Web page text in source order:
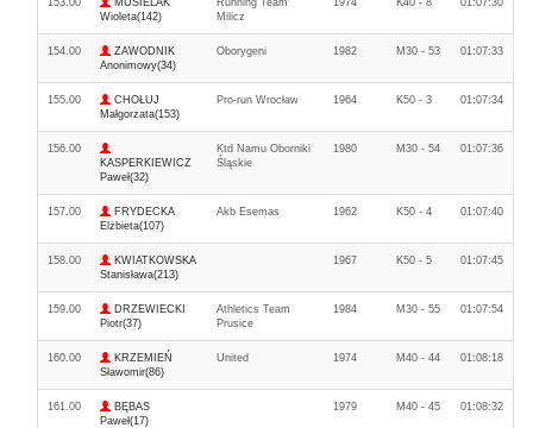
153.00
MUSIELAK
Wioleta(142)
Running Team
Milicz
1974 K40 - 8 01:07:30
154.00
ZAWODNIK
Anonimowy(34)
Oborygeni 1982 M30 - 53 01:07:33
155.00
CHOŁUJ
Małgorzata(153)
Pro-run Wrocław 1964 K50 - 3 01:07:34
156.00
KASPERKIEWICZ
Paweł(32)
Ktd Namu Oborniki
Śląskie
1980 M30 - 54 01:07:36
157.00
FRYDECKA
Elżbieta(107)
Akb Esemas 1962 K50 - 4 01:07:40
158.00
KWIATKOWSKA
Stanisława(213)
1967 K50 - 5 01:07:45
159.00
DRZEWIECKI
Piotr(37)
Athletics Team
Prusice
1984 M30 - 55 01:07:54
160.00
KRZEMIEŃ
Sławomir(86)
United 1974 M40 - 44 01:08:18
161.00
BĘBAS
Paweł(17)
1979 M40 - 45 01:08:32